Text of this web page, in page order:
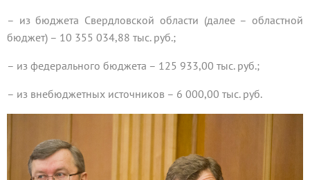
– из бюджета Свердловской области (далее – областной
бюджет) – 10 355 034,88 тыс. руб.;
– из федерального бюджета – 125 933,00 тыс. руб.;
– из внебюджетных источников – 6 000,00 тыс. руб.